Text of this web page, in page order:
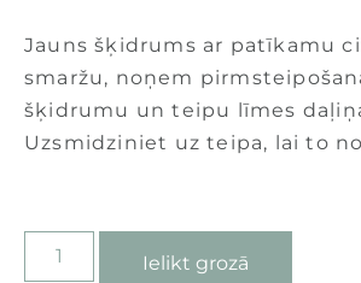
Jauns šķidrums ar patīkamu
smaržu, noņem
šķidrumu un teipu līmes
Uzsmidziniet uz teipa, lai to
Ielikt grozā